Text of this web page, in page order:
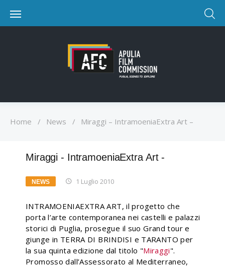
Home / News / Miraggi – IntramoeniaExtra Art –
Miraggi - IntramoeniaExtra Art -
NEWS 1 Luglio 2010
INTRAMOENIAEXTRA ART, il progetto che
porta l’arte contemporanea nei castelli e palazzi
storici di Puglia, prosegue il suo Grand tour e
giunge in TERRA DI BRINDISI e TARANTO per
la sua quinta edizione dal titolo "Miraggi".
Promosso dall’Assessorato al Mediterraneo,